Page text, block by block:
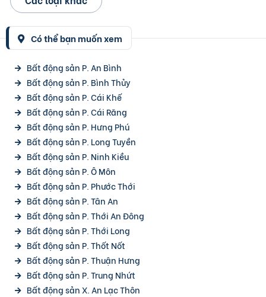
Có thể bạn muốn xem
Bất động sản P. An Bình
Bất động sản P. Bình Thủy
Bất động sản P. Cái Khế
Bất động sản P. Cái Răng
Bất động sản P. Hưng Phú
Bất động sản P. Long Tuyền
Bất động sản P. Ninh Kiều
Bất động sản P. Ô Môn
Bất động sản P. Phước Thới
Bất động sản P. Tân An
Bất động sản P. Thới An Đông
Bất động sản P. Thới Long
Bất động sản P. Thốt Nốt
Bất động sản P. Thuận Hưng
Bất động sản P. Trung Nhứt
Bất động sản X. An Lạc Thôn